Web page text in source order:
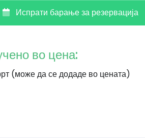
Испрати барање за резервација
во цена:
(може да се додаде во цената)